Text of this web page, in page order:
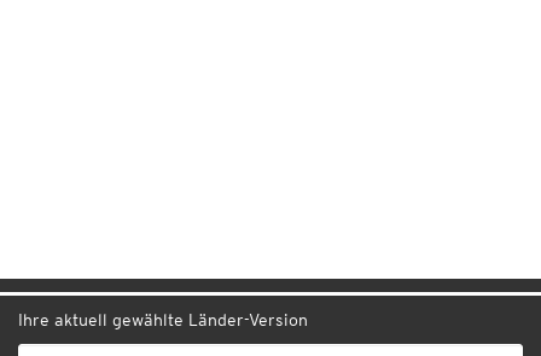
Ihre aktuell gewählte Länder-Version